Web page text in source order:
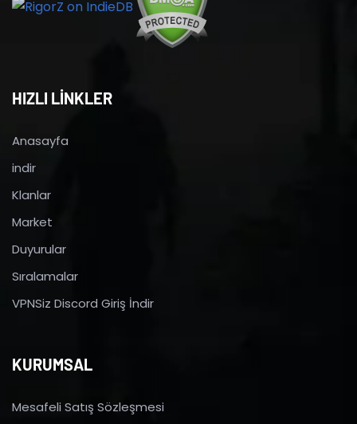
HIZLI LİNKLER
Anasayfa
indir
Klanlar
Market
Duyurular
Sıralamalar
VPNSiz Discord Giriş İndir
KURUMSAL
Mesafeli Satış Sözleşmesi